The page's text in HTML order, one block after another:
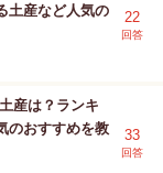
土産など人気の
22
回答
産は？ランキ
のおすすめを教
33
回答